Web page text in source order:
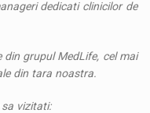
dedicati clinicilor de
din grupul MedLife, cel mai
din tara noastra.
vizitati: